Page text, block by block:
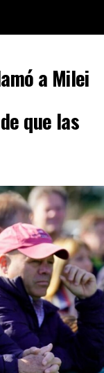
a Milei
que las